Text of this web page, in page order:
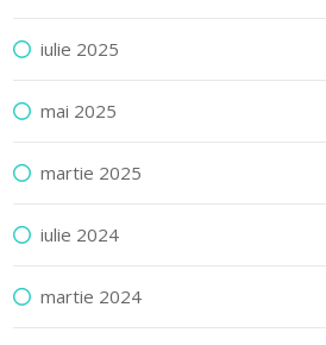
iulie 2025
mai 2025
martie 2025
iulie 2024
martie 2024